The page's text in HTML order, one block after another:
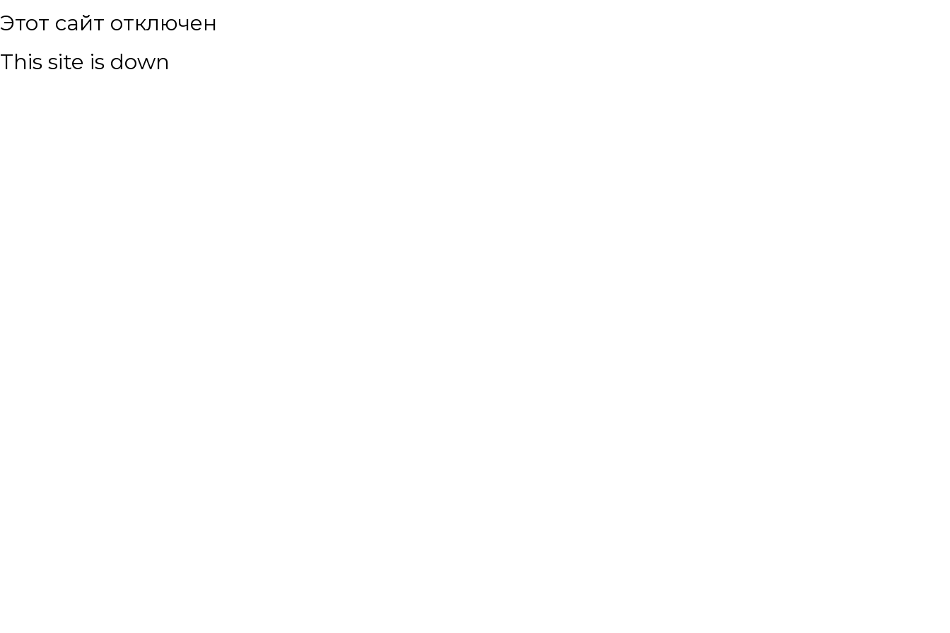
Этот сайт отключен
This site is down